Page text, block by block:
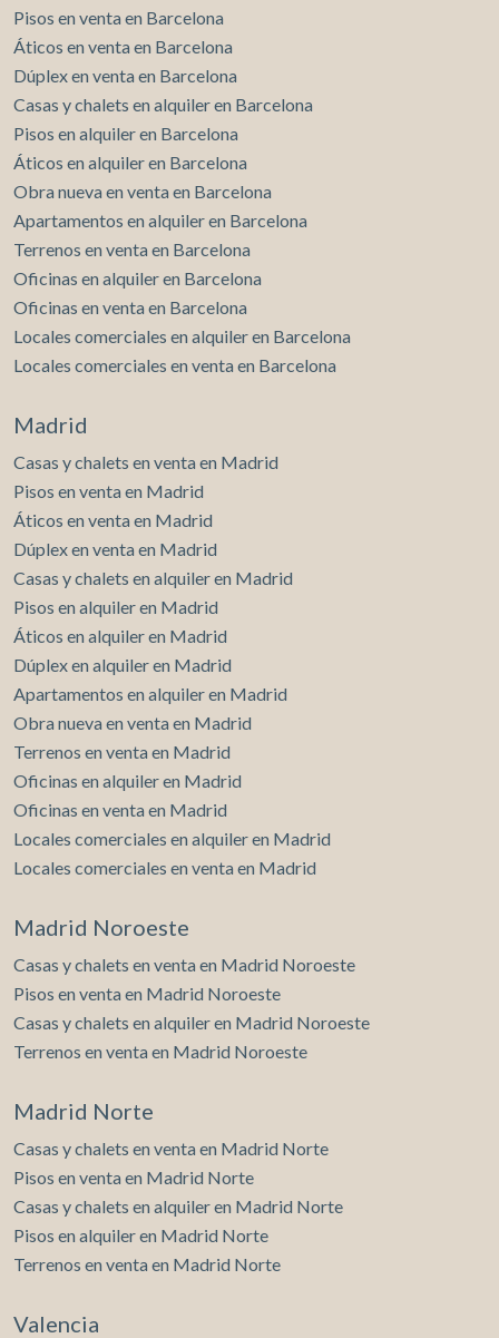
Pisos en venta en Barcelona
Áticos en venta en Barcelona
Dúplex en venta en Barcelona
Casas y chalets en alquiler en Barcelona
Pisos en alquiler en Barcelona
Áticos en alquiler en Barcelona
Obra nueva en venta en Barcelona
Apartamentos en alquiler en Barcelona
Terrenos en venta en Barcelona
Oficinas en alquiler en Barcelona
Oficinas en venta en Barcelona
Locales comerciales en alquiler en Barcelona
Locales comerciales en venta en Barcelona
Madrid
Casas y chalets en venta en Madrid
Pisos en venta en Madrid
Áticos en venta en Madrid
Dúplex en venta en Madrid
Casas y chalets en alquiler en Madrid
Pisos en alquiler en Madrid
Áticos en alquiler en Madrid
Dúplex en alquiler en Madrid
Apartamentos en alquiler en Madrid
Obra nueva en venta en Madrid
Terrenos en venta en Madrid
Oficinas en alquiler en Madrid
Oficinas en venta en Madrid
Locales comerciales en alquiler en Madrid
Locales comerciales en venta en Madrid
Madrid Noroeste
Casas y chalets en venta en Madrid Noroeste
Pisos en venta en Madrid Noroeste
Casas y chalets en alquiler en Madrid Noroeste
Terrenos en venta en Madrid Noroeste
Madrid Norte
Casas y chalets en venta en Madrid Norte
Pisos en venta en Madrid Norte
Casas y chalets en alquiler en Madrid Norte
Pisos en alquiler en Madrid Norte
Terrenos en venta en Madrid Norte
Valencia
Este sitio web utiliza Cookies propias para recopilar
información con la finalidad de mejorar nuestros servicios.
Si continua navegando, supone la aceptación de la
de configurar su navegador pudiendo, si así lo desea,
impedir que sean instaladas en su disco duro, aunque
deberá tener en cuenta que dicha acción podrá ocasionar
dificultades de navegación de la página web.
Analíticas y personalización
Permiten realizar el seguimiento y análisis del
comportamiento de los usuarios de este sitio web. La
utiliza en la medición de la actividad de la web para la
elaboración de perfiles de navegación de los usuarios con
el fin de introducir mejoras en función del análisis de los
guardar la información de preferencia del usuario para
mejorar la calidad de nuestros servicios y para ofrecer una
Estas cookies son utilizadas para almacenar información
a través de la observación continuada de sus hábitos de
navegación. Gracias a ellas, podemos conocer los hábitos
de navegación en el sitio web y mostrar publicidad
relacionada con el perfil de navegación del usuario.